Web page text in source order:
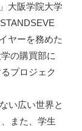
大阪学院大学
ヤーを務めた
の購買部に
プロジェク
い広い世界と
また、学生